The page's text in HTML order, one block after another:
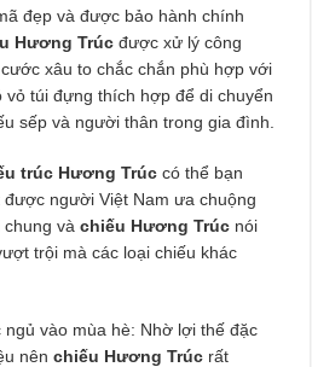
đẹp và được bảo hành chính
Hương Trúc được xử lý công
xâu to chắc chắn phù hợp với
vỏ túi đựng thích hợp để di chuyển
sếp và người thân trong gia đình.
trúc Hương Trúccó thể bạn
người Việt Nam ưa chuộng
và chiếu Hương Trúc nói
trội mà các loại chiếu khác
vào mùa hè: Nhờ lợi thế đặc
nên chiếu Hương Trúc rất